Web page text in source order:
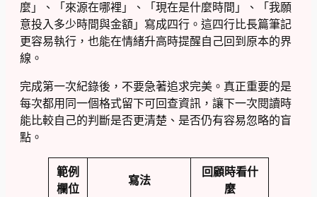
麼」、「來源在哪裡」、「現在是什麼時間」、「我願
意投入多少時間與金額」寫成四行。這四行比長篇筆記
更容易執行，也能在情緒升高時提醒自己回到原本的界
線。
完成第一次紀錄後，不要急著追求完美。真正重要的是
每次都用同一個格式留下可回查資訊，讓下一次閱讀時
能比較自己的判斷是否更清楚、是否仍有容易忽略的盲
點。
範例
欄位
寫法
回顧時看什
麼